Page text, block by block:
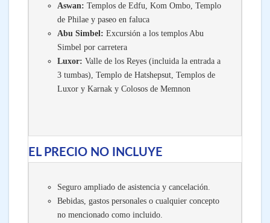
Aswan: Templos de Edfu, Kom Ombo, Templo
de Philae y paseo en faluca
Abu Simbel: Excursión a los templos Abu
Simbel por carretera
Luxor: Valle de los Reyes (incluida la entrada a
3 tumbas), Templo de Hatshepsut, Templos de
Luxor y Karnak y Colosos de Memnon
EL PRECIO NO INCLUYE
Seguro ampliado de asistencia y cancelación.
Bebidas, gastos personales o cualquier concepto
no mencionado como incluido.